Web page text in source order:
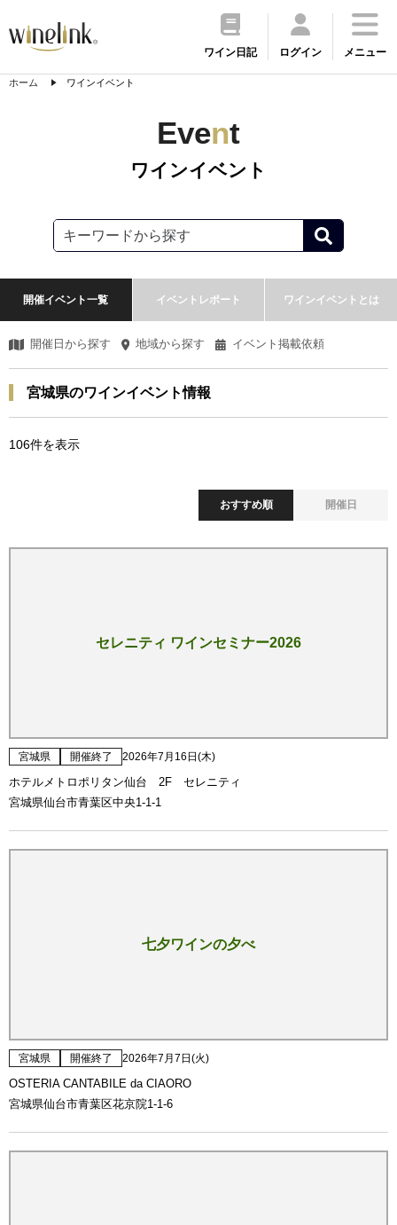
ワイン日記 ログイン メニュー
ホーム ワインイベント
Event
ワインイベント
開催イベント一覧 イベントレポート ワインイベントとは
開催日から探す 地域から探す イベント掲載依頼
宮城県のワインイベント情報
106件を表示
開催日
おすすめ順
セレニティ ワインセミナー2026
宮城県 開催終了 2026年7月16日(木)
ホテルメトロポリタン仙台 2F セレニティ
宮城県仙台市青葉区中央1-1-1
七夕ワインの夕べ
宮城県 開催終了 2026年7月7日(火)
OSTERIA CANTABILE da CIAORO
宮城県仙台市青葉区花京院1-1-6